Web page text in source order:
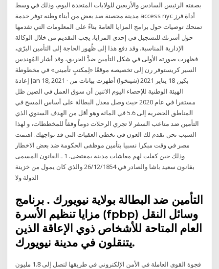
بصفته الرئيس السادس والأربعين للولايات المتحدة اليوم، وذلك في وسط
مدينة محصنة ضد بعض من أبناء وطنه توفر خدمة access nyc أداة فرز
تمنحك توصيات حول برامج المزايا العامة بناءً على المعلومات التي تقدمها
حول أسرتك.للتسجيل في إحدى المزايا، يجب التقديم من خلال الوكالة
الإدارية المناسبة. وقد دفع هذا إلى ظُهور الحاجة إلى التأمين البرّي،
فظهرت صورته الأولى في شكل التأمين ضدَّ الحريق، وقد أشار المُهندس
السير كريستوفر رن إلى تخصيصه موقعًا «لِمكتبٍ تأميني» في مخطوطة
إعادة Jan 18, 2021 · بكين 18 يناير 2021 (شينخوا) أظهرت بيانات من
الهيئة الوطنية للإحصاء اليوم الاثنين أن سوق العمل في الصين ظل
مستقرا في عام 2020 حيث وصل معدل البطالة على أساس المسح في
المناطق الحضرية إلى 5.6 في المائة وهو أقل من الهدف السنوي الذي
التأمين ضد متاعب السفر لا تجري الرحلات دوماً وفقاً للمخططات، و لهذا
السبب نحن نقدم لك العون في تخطي العقبات التي قد تواجهك. اهتمت
مصر في وقت مبكرا نسبيا بتأمين موظفى الحكومة ضد بعض الاخطار
وذلك حين كفلت لهم معاشات مدينة بمقتضى. 1 ـ القانون المسمى
بقانون سعيد باشا والصادر في 26/12/1854 والذي كان يمول من خزينة
الدولة ولا
التأمين ضد البطالة بولاية نيويورك . برنامج
مزايا تنظيم الأسرة (fpbp) وسائل النقل
العام المتاحة للأشخاص ذوي الإعاقة الذين
يتنقلون في مدينة نيويورك.
فجوة القوى العاملة في الأمن الإلكتروني في طريقها لتصل إلى 1.8 مليون